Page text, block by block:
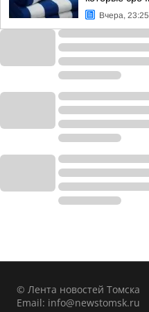
Вчера, 23:25
© Лента новостей Томска
Email: info@newstomsk.ru